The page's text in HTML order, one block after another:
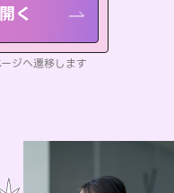
く
ジへ遷移します